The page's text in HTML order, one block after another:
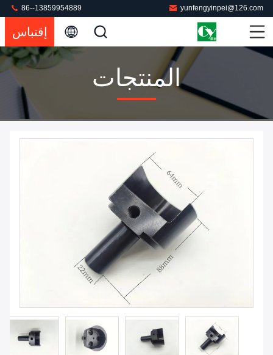
yunfengyinpei@126.com
86--13859954889
إقتباس
المنتجات